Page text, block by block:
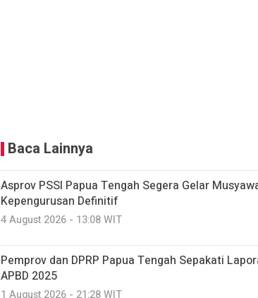
Baca Lainnya
Asprov PSSI Papua Tengah Segera Gelar
Kepengurusan Definitif
4 August 2026 - 13:08 WIT
Pemprov dan DPRP Papua Tengah Sepakati
APBD 2025
1 August 2026 - 21:28 WIT